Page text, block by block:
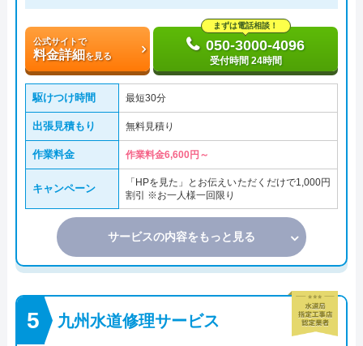
公式サイトで
料金詳細を見る
まずは電話相談！
050-3000-4096
受付時間 24時間
駆けつけ時間 最短30分
出張見積もり 無料見積り
作業料金 作業料金6,600円～
キャンペーン
「HPを見た」とお伝えいただくだけで1,000円
割引 ※お一人様一回限り
サービスの内容をもっと見る
九州水道修理サービス